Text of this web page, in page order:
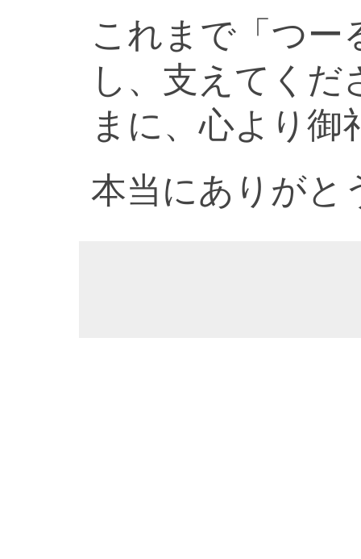
これまで「つー
し、支えてく
まに、心より御
本当にありがと